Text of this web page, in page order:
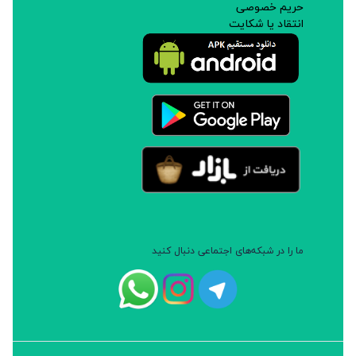
حریم خصوصی
انتقاد یا شکایت
ما را در شبکه‌های اجتماعی دنبال کنید